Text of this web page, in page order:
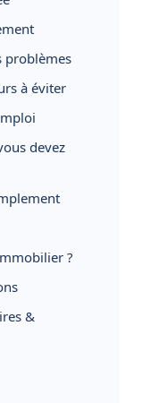
problèmes
à éviter
devez
?
&